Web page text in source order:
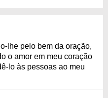
lhe pelo bem da oração,
o amor em meu coração
lo às pessoas ao meu